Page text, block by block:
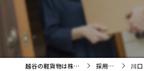
越谷の軽貨物は株式会社BELLO 採用ブログ 川口・